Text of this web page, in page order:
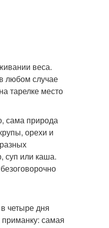
веса.
любом случае
тарелке место
сама природа
орехи и
суп или каша.
четыре дня
самая